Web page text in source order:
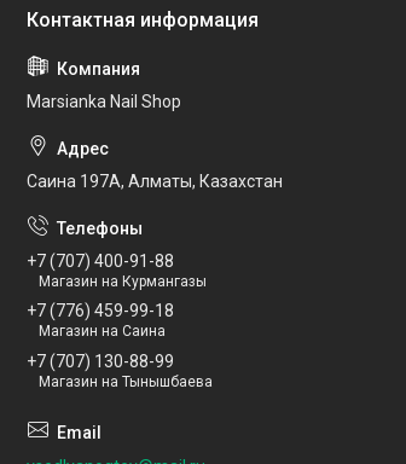
Marsianka Nail Shop
Саина 197А, Алматы, Казахстан
+7 (707) 400-91-88
Магазин на Курмангазы
+7 (776) 459-99-18
Магазин на Саина
+7 (707) 130-88-99
Магазин на Тынышбаева